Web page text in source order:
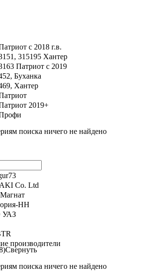
с 2018 г.в.
315195 Хантер
Патриот с 2019
Буханка
Хантер
2019+
поиска ничего не найдено
Co. Ltd
НН
производители
Свернуть
поиска ничего не найдено